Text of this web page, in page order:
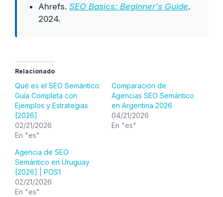
Ahrefs.SEO Basics: Beginner's Guide.
2024.
Relacionado
Qué es el SEO Semántico:
Guía Completa con
Ejemplos y Estrategias
[2026]
02/21/2026
En "es"
Comparación de
Agencias SEO Semántico
en Argentina 2026
04/21/2026
En "es"
Agencia de SEO
Semántico en Uruguay
[2026] | POS1
02/21/2026
En "es"